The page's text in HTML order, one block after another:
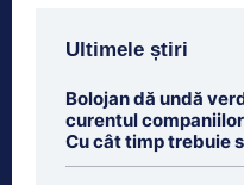
Ultimele știri
Bolojan dă undă
curentul
Cu cât timp trebuie